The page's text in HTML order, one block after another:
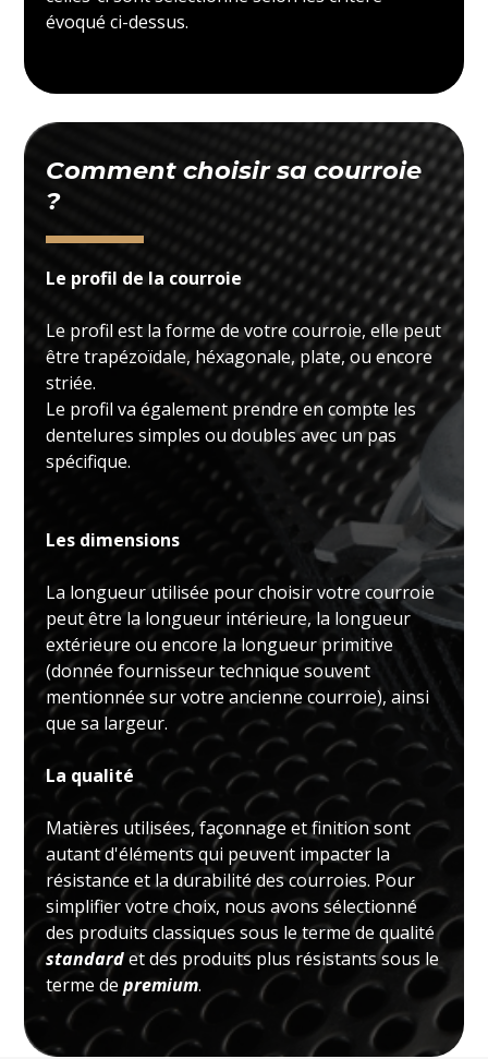
évoqué ci-dessus.
Comment choisir sa courroie
?
Le profil de la courroie
Le profil est la forme de votre courroie, elle peut
être trapézoïdale, héxagonale, plate, ou encore
striée.
Le profil va également prendre en compte les
dentelures simples ou doubles avec un pas
spécifique.
Les dimensions
La longueur utilisée pour choisir votre courroie
peut être la longueur intérieure, la longueur
extérieure ou encore la longueur primitive
(donnée fournisseur technique souvent
mentionnée sur votre ancienne courroie), ainsi
que sa largeur.
La qualité
Matières utilisées, façonnage et finition sont
autant d'éléments qui peuvent impacter la
résistance et la durabilité des courroies. Pour
simplifier votre choix, nous avons sélectionné
des produits classiques sous le terme de qualité
standardet des produits plus résistants sous le
terme depremium.